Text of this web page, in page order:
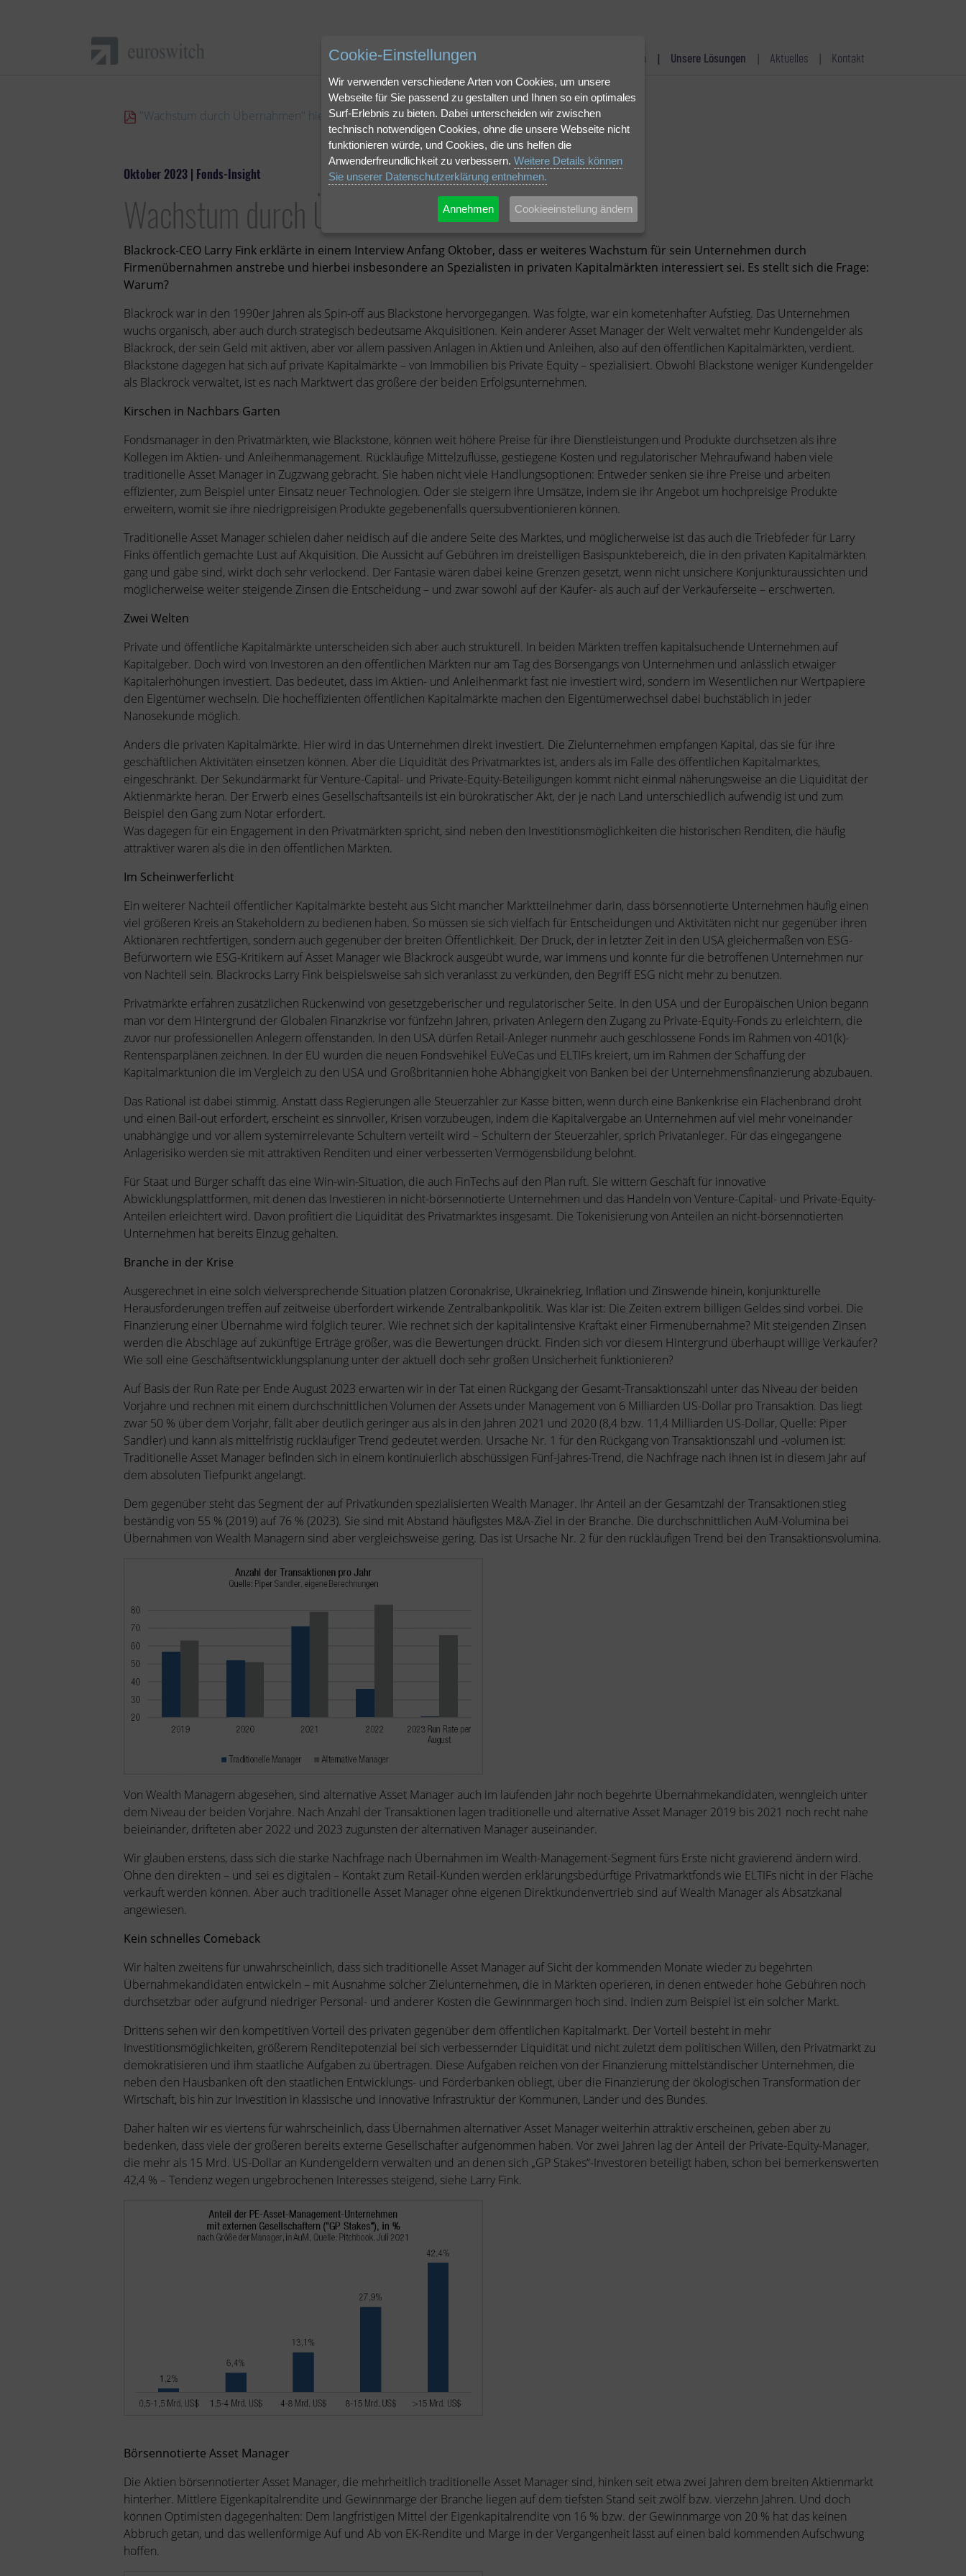
Unternehmen Unsere Lösungen Aktuelles Kontakt
"Wachstum durch Übernahmen" hier als pdf herunterladen.
Oktober 2023 | Fonds-Insight
Wachstum durch Übernahmen
Blackrock-CEO Larry Fink erklärte in einem Interview Anfang Oktober, dass er weiteres Wachstum für sein Unternehmen durch
Firmenübernahmen anstrebe und hierbei insbesondere an Spezialisten in privaten Kapitalmärkten interessiert sei. Es stellt sich die Frage:
Warum?
Blackrock war in den 1990er Jahren als Spin-off aus Blackstone hervorgegangen. Was folgte, war ein kometenhafter Aufstieg. Das Unternehmen
wuchs organisch, aber auch durch strategisch bedeutsame Akquisitionen. Kein anderer Asset Manager der Welt verwaltet mehr Kundengelder als
Blackrock, der sein Geld mit aktiven, aber vor allem passiven Anlagen in Aktien und Anleihen, also auf den öffentlichen Kapitalmärkten, verdient.
Blackstone dagegen hat sich auf private Kapitalmärkte – von Immobilien bis Private Equity – spezialisiert. Obwohl Blackstone weniger Kundengelder
als Blackrock verwaltet, ist es nach Marktwert das größere der beiden Erfolgsunternehmen.
Kirschen in Nachbars Garten
Fondsmanager in den Privatmärkten, wie Blackstone, können weit höhere Preise für ihre Dienstleistungen und Produkte durchsetzen als ihre
Kollegen im Aktien- und Anleihenmanagement. Rückläufige Mittelzuflüsse, gestiegene Kosten und regulatorischer Mehraufwand haben viele
traditionelle Asset Manager in Zugzwang gebracht. Sie haben nicht viele Handlungsoptionen: Entweder senken sie ihre Preise und arbeiten
effizienter, zum Beispiel unter Einsatz neuer Technologien. Oder sie steigern ihre Umsätze, indem sie ihr Angebot um hochpreisige Produkte
erweitern, womit sie ihre niedrigpreisigen Produkte gegebenenfalls quersubventionieren können.
Traditionelle Asset Manager schielen daher neidisch auf die andere Seite des Marktes, und möglicherweise ist das auch die Triebfeder für Larry
Finks öffentlich gemachte Lust auf Akquisition. Die Aussicht auf Gebühren im dreistelligen Basispunktebereich, die in den privaten Kapitalmärkten
gang und gäbe sind, wirkt doch sehr verlockend. Der Fantasie wären dabei keine Grenzen gesetzt, wenn nicht unsichere Konjunkturaussichten und
möglicherweise weiter steigende Zinsen die Entscheidung – und zwar sowohl auf der Käufer- als auch auf der Verkäuferseite – erschwerten.
Zwei Welten
Private und öffentliche Kapitalmärkte unterscheiden sich aber auch strukturell. In beiden Märkten treffen kapitalsuchende Unternehmen auf
Kapitalgeber. Doch wird von Investoren an den öffentlichen Märkten nur am Tag des Börsengangs von Unternehmen und anlässlich etwaiger
Kapitalerhöhungen investiert. Das bedeutet, dass im Aktien- und Anleihenmarkt fast nie investiert wird, sondern im Wesentlichen nur Wertpapiere
den Eigentümer wechseln. Die hocheffizienten öffentlichen Kapitalmärkte machen den Eigentümerwechsel dabei buchstäblich in jeder
Nanosekunde möglich.
Anders die privaten Kapitalmärkte. Hier wird in das Unternehmen direkt investiert. Die Zielunternehmen empfangen Kapital, das sie für ihre
geschäftlichen Aktivitäten einsetzen können. Aber die Liquidität des Privatmarktes ist, anders als im Falle des öffentlichen Kapitalmarktes,
eingeschränkt. Der Sekundärmarkt für Venture-Capital- und Private-Equity-Beteiligungen kommt nicht einmal näherungsweise an die Liquidität der
Aktienmärkte heran. Der Erwerb eines Gesellschaftsanteils ist ein bürokratischer Akt, der je nach Land unterschiedlich aufwendig ist und zum
Beispiel den Gang zum Notar erfordert.
Was dagegen für ein Engagement in den Privatmärkten spricht, sind neben den Investitionsmöglichkeiten die historischen Renditen, die häufig
attraktiver waren als die in den öffentlichen Märkten.
Im Scheinwerferlicht
Ein weiterer Nachteil öffentlicher Kapitalmärkte besteht aus Sicht mancher Marktteilnehmer darin, dass börsennotierte Unternehmen häufig einen
viel größeren Kreis an Stakeholdern zu bedienen haben. So müssen sie sich vielfach für Entscheidungen und Aktivitäten nicht nur gegenüber ihren
Aktionären rechtfertigen, sondern auch gegenüber der breiten Öffentlichkeit. Der Druck, der in letzter Zeit in den USA gleichermaßen von ESG-
Befürwortern wie ESG-Kritikern auf Asset Manager wie Blackrock ausgeübt wurde, war immens und konnte für die betroffenen Unternehmen nur
von Nachteil sein. Blackrocks Larry Fink beispielsweise sah sich veranlasst zu verkünden, den Begriff ESG nicht mehr zu benutzen.
Privatmärkte erfahren zusätzlichen Rückenwind von gesetzgeberischer und regulatorischer Seite. In den USA und der Europäischen Union begann
man vor dem Hintergrund der Globalen Finanzkrise vor fünfzehn Jahren, privaten Anlegern den Zugang zu Private-Equity-Fonds zu erleichtern, die
zuvor nur professionellen Anlegern offenstanden. In den USA dürfen Retail-Anleger nunmehr auch geschlossene Fonds im Rahmen von 401(k)-
Rentensparplänen zeichnen. In der EU wurden die neuen Fondsvehikel EuVeCas und ELTIFs kreiert, um im Rahmen der Schaffung der
Kapitalmarktunion die im Vergleich zu den USA und Großbritannien hohe Abhängigkeit von Banken bei der Unternehmensfinanzierung abzubauen.
Das Rational ist dabei stimmig. Anstatt dass Regierungen alle Steuerzahler zur Kasse bitten, wenn durch eine Bankenkrise ein Flächenbrand droht
und einen Bail-out erfordert, erscheint es sinnvoller, Krisen vorzubeugen, indem die Kapitalvergabe an Unternehmen auf viel mehr voneinander
unabhängige und vor allem systemirrelevante Schultern verteilt wird – Schultern der Steuerzahler, sprich Privatanleger. Für das eingegangene
Anlagerisiko werden sie mit attraktiven Renditen und einer verbesserten Vermögensbildung belohnt.
Für Staat und Bürger schafft das eine Win-win-Situation, die auch FinTechs auf den Plan ruft. Sie wittern Geschäft für innovative
Abwicklungsplattformen, mit denen das Investieren in nicht-börsennotierte Unternehmen und das Handeln von Venture-Capital- und Private-Equity-
Anteilen erleichtert wird. Davon profitiert die Liquidität des Privatmarktes insgesamt. Die Tokenisierung von Anteilen an nicht-börsennotierten
Unternehmen hat bereits Einzug gehalten.
Branche in der Krise
Ausgerechnet in eine solch vielversprechende Situation platzen Coronakrise, Ukrainekrieg, Inflation und Zinswende hinein, konjunkturelle
Herausforderungen treffen auf zeitweise überfordert wirkende Zentralbankpolitik. Was klar ist: Die Zeiten extrem billigen Geldes sind vorbei. Die
Finanzierung einer Übernahme wird folglich teurer. Wie rechnet sich der kapitalintensive Kraftakt einer Firmenübernahme? Mit steigenden Zinsen
werden die Abschläge auf zukünftige Erträge größer, was die Bewertungen drückt. Finden sich vor diesem Hintergrund überhaupt willige Verkäufer?
Wie soll eine Geschäftsentwicklungsplanung unter der aktuell doch sehr großen Unsicherheit funktionieren?
Auf Basis der Run Rate per Ende August 2023 erwarten wir in der Tat einen Rückgang der Gesamt-Transaktionszahl unter das Niveau der beiden
Vorjahre und rechnen mit einem durchschnittlichen Volumen der Assets under Management von 6 Milliarden US-Dollar pro Transaktion. Das liegt
zwar 50 % über dem Vorjahr, fällt aber deutlich geringer aus als in den Jahren 2021 und 2020 (8,4 bzw. 11,4 Milliarden US-Dollar, Quelle: Piper
Sandler) und kann als mittelfristig rückläufiger Trend gedeutet werden. Ursache Nr. 1 für den Rückgang von Transaktionszahl und -volumen ist:
Traditionelle Asset Manager befinden sich in einem kontinuierlich abschüssigen Fünf-Jahres-Trend, die Nachfrage nach ihnen ist in diesem Jahr auf
dem absoluten Tiefpunkt angelangt.
Dem gegenüber steht das Segment der auf Privatkunden spezialisierten Wealth Manager. Ihr Anteil an der Gesamtzahl der Transaktionen stieg
beständig von 55 % (2019) auf 76 % (2023). Sie sind mit Abstand häufigstes M&A-Ziel in der Branche. Die durchschnittlichen AuM-Volumina bei
Übernahmen von Wealth Managern sind aber vergleichsweise gering. Das ist Ursache Nr. 2 für den rückläufigen Trend bei den Transaktionsvolumina.
Von Wealth Managern abgesehen, sind alternative Asset Manager auch im laufenden Jahr noch begehrte Übernahmekandidaten, wenngleich unter
dem Niveau der beiden Vorjahre. Nach Anzahl der Transaktionen lagen traditionelle und alternative Asset Manager 2019 bis 2021 noch recht nahe
beieinander, drifteten aber 2022 und 2023 zugunsten der alternativen Manager auseinander.
Wir glauben erstens, dass sich die starke Nachfrage nach Übernahmen im Wealth-Management-Segment fürs Erste nicht gravierend ändern wird.
Ohne den direkten – und sei es digitalen – Kontakt zum Retail-Kunden werden erklärungsbedürftige Privatmarktfonds wie ELTIFs nicht in der Fläche
verkauft werden können. Aber auch traditionelle Asset Manager ohne eigenen Direktkundenvertrieb sind auf Wealth Manager als Absatzkanal
angewiesen.
Kein schnelles Comeback
Wir halten zweitens für unwahrscheinlich, dass sich traditionelle Asset Manager auf Sicht der kommenden Monate wieder zu begehrten
Übernahmekandidaten entwickeln – mit Ausnahme solcher Zielunternehmen, die in Märkten operieren, in denen entweder hohe Gebühren noch
durchsetzbar oder aufgrund niedriger Personal- und anderer Kosten die Gewinnmargen hoch sind. Indien zum Beispiel ist ein solcher Markt.
Drittens sehen wir den kompetitiven Vorteil des privaten gegenüber dem öffentlichen Kapitalmarkt. Der Vorteil besteht in mehr
Investitionsmöglichkeiten, größerem Renditepotenzial bei sich verbessernder Liquidität und nicht zuletzt dem politischen Willen, den Privatmarkt zu
demokratisieren und ihm staatliche Aufgaben zu übertragen. Diese Aufgaben reichen von der Finanzierung mittelständischer Unternehmen, die
neben den Hausbanken oft den staatlichen Entwicklungs- und Förderbanken obliegt, über die Finanzierung der ökologischen Transformation der
Wirtschaft, bis hin zur Investition in klassische und innovative Infrastruktur der Kommunen, Länder und des Bundes.
Daher halten wir es viertens für wahrscheinlich, dass Übernahmen alternativer Asset Manager weiterhin attraktiv erscheinen, geben aber zu
bedenken, dass viele der größeren bereits externe Gesellschafter aufgenommen haben. Vor zwei Jahren lag der Anteil der Private-Equity-Manager,
die mehr als 15 Mrd. US-Dollar an Kundengeldern verwalten und an denen sich „GP Stakes“-Investoren beteiligt haben, schon bei bemerkenswerten
42,4 % – Tendenz wegen ungebrochenen Interesses steigend, siehe Larry Fink.
Börsennotierte Asset Manager
Die Aktien börsennotierter Asset Manager, die mehrheitlich traditionelle Asset Manager sind, hinken seit etwa zwei Jahren dem breiten Aktienmarkt
hinterher. Mittlere Eigenkapitalrendite und Gewinnmarge der Branche liegen auf dem tiefsten Stand seit zwölf bzw. vierzehn Jahren. Und doch
können Optimisten dagegenhalten: Dem langfristigen Mittel der Eigenkapitalrendite von 16 % bzw. der Gewinnmarge von 20 % hat das keinen
Abbruch getan, und das wellenförmige Auf und Ab von EK-Rendite und Marge in der Vergangenheit lässt auf einen bald kommenden Aufschwung
hoffen.
Cookie-Einstellungen
Wir verwenden verschiedene Arten von Cookies, um unsere
Webseite für Sie passend zu gestalten und Ihnen so ein optimales
Surf-Erlebnis zu bieten. Dabei unterscheiden wir zwischen
technisch notwendigen Cookies, ohne die unsere Webseite nicht
funktionieren würde, und Cookies, die uns helfen die
Anwenderfreundlichkeit zu verbessern. Weitere Details können
Sie unserer Datenschutzerklärung entnehmen.
Annehmen Cookieeinstellung ändern